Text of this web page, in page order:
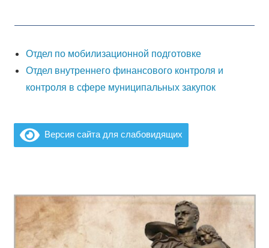
Отдел по мобилизационной подготовке
Отдел внутреннего финансового контроля и
контроля в сфере муниципальных закупок
Версия сайта для слабовидящих